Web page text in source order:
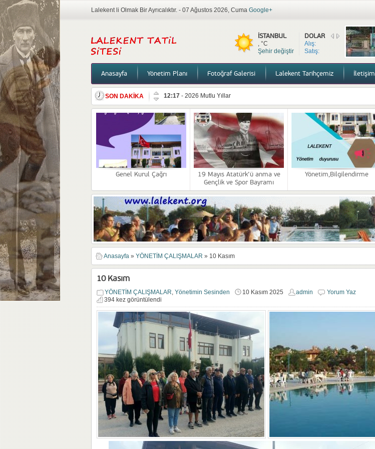
Lalekent li Olmak Bir Ayrıcalıktır. - 07 Ağustos 2026, Cuma Google+
DOLAR
Alış:
Satış:
İSTANBUL
, °C
Şehir değiştir
Anasayfa Yönetim Planı Fotoğraf Galerisi Lalekent Tarihçemiz İletişim
SON DAKİKA 22:57 - Bilgilendirme 27.11.2025
14:43-Lalekent sitesi Denetim ve Faaliyet raporları
12:01-10 Kasım
09:04- Genel Kurul Çağrı
13:46- 19 Mayıs Atatürk’ü anma ve Gençlik ve Spor Bayramı
18:39 Yönetim,Bilgilendirme
12:17-2026 Mutlu Yıllar
Genel Kurul Çağrı
19 Mayıs Atatürk’ü anma ve
Gençlik ve Spor Bayramı
Yönetim,Bilgilendirme
Anasayfa » YÖNETİM ÇALIŞMALAR » 10 Kasım
10 Kasım
YÖNETİM ÇALIŞMALAR, Yönetimin Sesinden 10 Kasım 2025 admin
Yorum Yaz
394 kez görüntülendi